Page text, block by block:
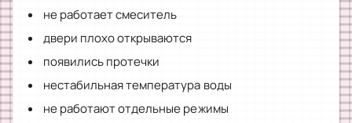
не работает смеситель
двери плохо открываются
появились протечки
нестабильная температура воды
не работают отдельные режимы